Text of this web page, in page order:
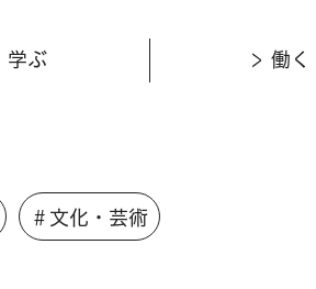
学ぶ 働く
＃文化・芸術